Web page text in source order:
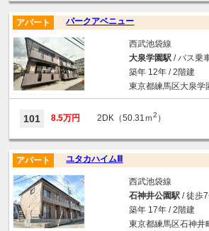
パークアベニュー
アパート
西武池袋線
大泉学園駅/ バス乗
築年 12年 / 2階建
東京都練馬区大泉学
101 8.5万円 2DK（50.31ｍ2 ）
ユタカハイムⅢ
アパート
西武池袋線
石神井公園駅/ 徒歩
築年 17年 / 2階建
東京都練馬区石神井